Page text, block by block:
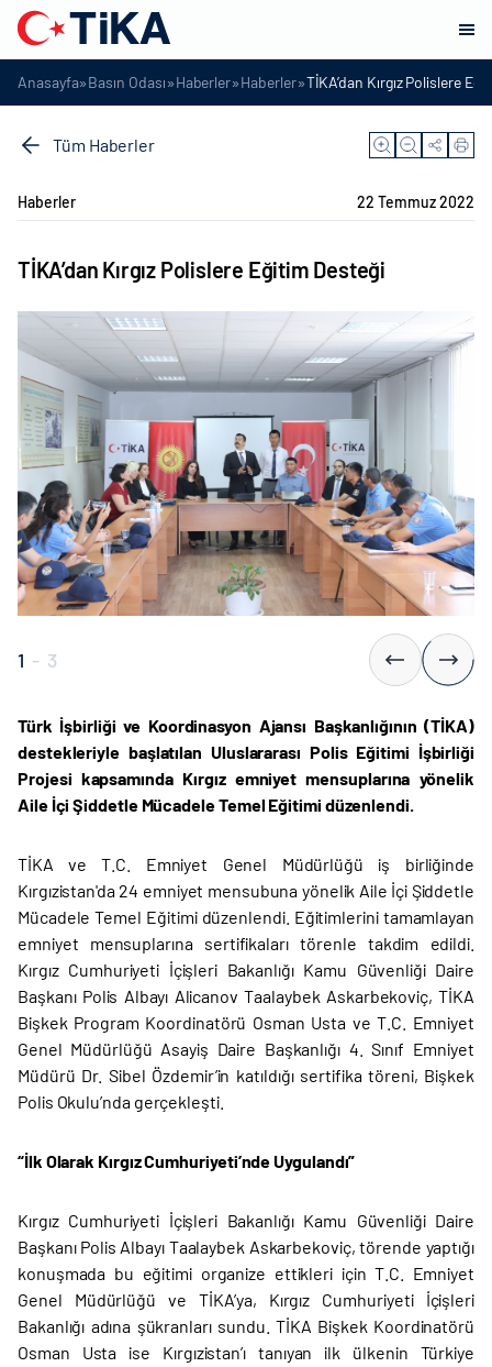
Anasayfa»Basın Odası»Haberler»Haberler»TİKA’dan Kırgız Polislere
Tüm Haberler
Haberler 22 Temmuz 2022
TİKA’dan Kırgız Polislere Eğitim Desteği
1 - 3
Türk İşbirliği ve Koordinasyon Ajansı Başkanlığının (TİKA)
destekleriyle başlatılan Uluslararası Polis Eğitimi İşbirliği
Projesi kapsamında Kırgız emniyet mensuplarına yönelik
Aile İçi Şiddetle Mücadele Temel Eğitimi düzenlendi.
TİKA ve T.C. Emniyet Genel Müdürlüğü iş birliğinde
Kırgızistan'da 24 emniyet mensubuna yönelik Aile İçi Şiddetle
Mücadele Temel Eğitimi düzenlendi. Eğitimlerini tamamlayan
emniyet mensuplarına sertifikaları törenle takdim edildi.
Kırgız Cumhuriyeti İçişleri Bakanlığı Kamu Güvenliği Daire
Başkanı Polis Albayı Alicanov Taalaybek Askarbekoviç, TİKA
Bişkek Program Koordinatörü Osman Usta ve T.C. Emniyet
Genel Müdürlüğü Asayiş Daire Başkanlığı 4. Sınıf Emniyet
Müdürü Dr. Sibel Özdemir’in katıldığı sertifika töreni, Bişkek
Polis Okulu’nda gerçekleşti.
“İlk Olarak Kırgız Cumhuriyeti’nde Uygulandı”
Kırgız Cumhuriyeti İçişleri Bakanlığı Kamu Güvenliği Daire
Başkanı Polis Albayı Taalaybek Askarbekoviç, törende yaptığı
konuşmada bu eğitimi organize ettikleri için T.C. Emniyet
Genel Müdürlüğü ve TİKA’ya, Kırgız Cumhuriyeti İçişleri
Bakanlığı adına şükranları sundu. TİKA Bişkek Koordinatörü
Osman Usta ise Kırgızistan’ı tanıyan ilk ülkenin Türkiye